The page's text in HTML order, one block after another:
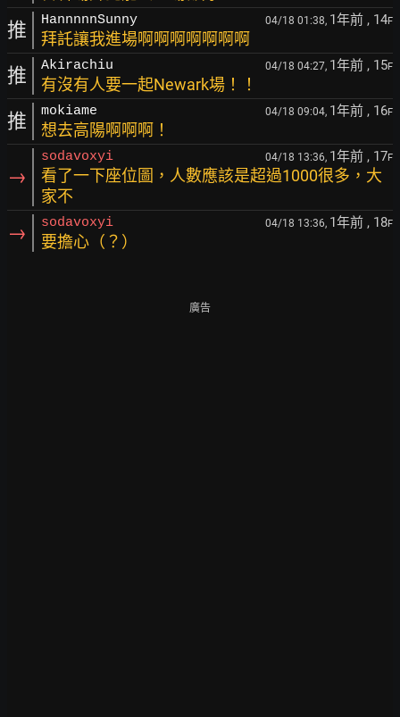
推 HannnnnSunny 04/18 01:38, 1年前 , 14F
拜託讓我進場啊啊啊啊啊啊啊
推 Akirachiu 04/18 04:27, 1年前 , 15F
有沒有人要一起Newark場！！
推 mokiame 04/18 09:04, 1年前 , 16F
想去高陽啊啊啊！
→
sodavoxyi 04/18 13:36, 1年前 , 17F
看了一下座位圖，人數應該是超過1000很多，大
家不
→ sodavoxyi 04/18 13:36, 1年前 , 18F
要擔心（？）
廣告